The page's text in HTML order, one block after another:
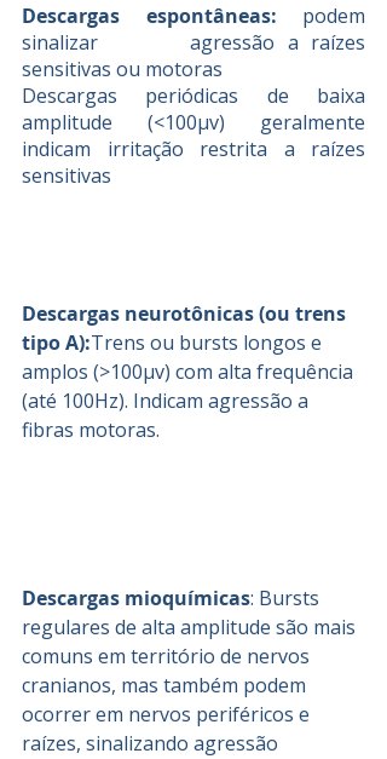
Descargas espontâneas: podem
sinalizar 		agressão a raízes
sensitivas ou motoras
Descargas periódicas de baixa
amplitude (<100µv) geralmente
indicam irritação restrita a raízes
sensitivas
Descargas neurotônicas (ou trens
tipo A):Trens ou bursts longos e
amplos (>100µv) com alta frequência
(até 100Hz). Indicam agressão a
fibras motoras.
Descargas mioquímicas: Bursts
regulares de alta amplitude são mais
comuns em território de nervos
cranianos, mas também podem
ocorrer em nervos periféricos e
raízes, sinalizando agressão